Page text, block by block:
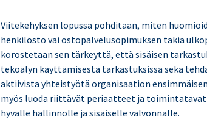
Viitekehyksen lopussa pohditaan, miten
henkilöstö vai ostopalvelusopimuksen takia
korostetaan sen tärkeyttä, että sisäisen
tekoälyn käyttämisestä tarkastuksissa sekä
aktiivista yhteistyötä organisaation
myös luoda riittävät periaatteet ja
hyvälle hallinnolle ja sisäiselle valvonnalle.